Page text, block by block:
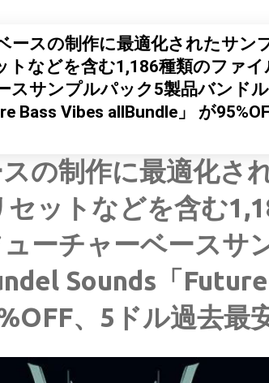
ースの制作に最適化されたサン
トなどを含む1,186種類のファ
スサンプルパック5製品バンド
Bass Vibes allBundle」 が
の制作に最適化さ
ットなどを含む
ーチャーベースサ
Sounds「
、5ドル過去最